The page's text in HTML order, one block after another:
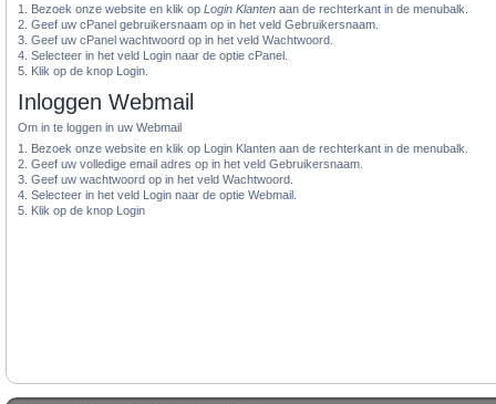
1. Bezoek onze website en klik op Login Klanten aan de rechterkant in de menubalk.
2. Geef uw cPanel gebruikersnaam op in het veld Gebruikersnaam.
3. Geef uw cPanel wachtwoord op in het veld Wachtwoord.
4. Selecteer in het veld Login naar de optie cPanel.
5. Klik op de knop Login.
Inloggen Webmail
Om in te loggen in uw Webmail
1. Bezoek onze website en klik op Login Klanten aan de rechterkant in de menubalk.
2. Geef uw volledige email adres op in het veld Gebruikersnaam.
3. Geef uw wachtwoord op in het veld Wachtwoord.
4. Selecteer in het veld Login naar de optie Webmail.
5. Klik op de knop Login